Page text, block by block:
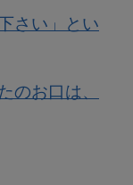
さい」とい
のお口は、